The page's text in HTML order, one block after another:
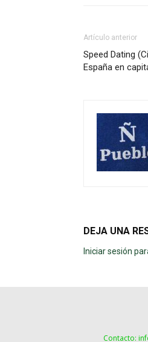
Artículo anterior
Speed Dating
España en
DEJA UNA
Iniciar sesión
Contacto: